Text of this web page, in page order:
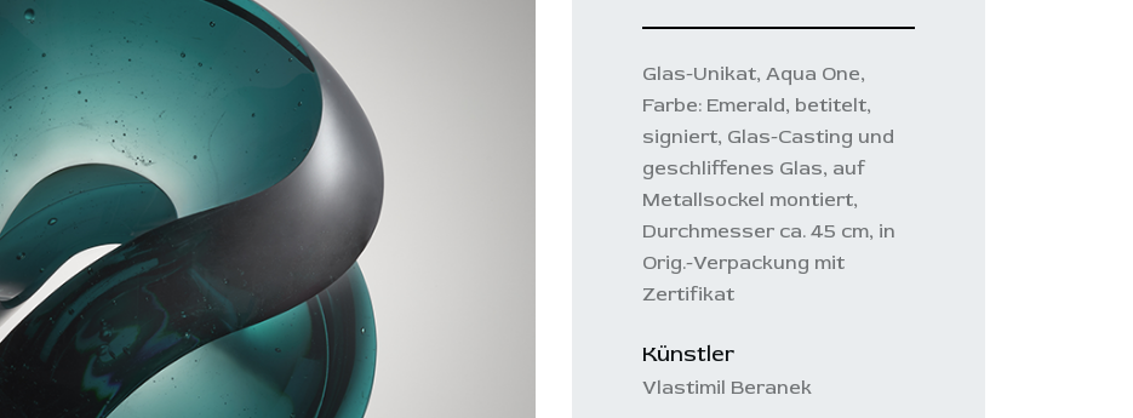
Glas-Unikat, Aqua One,
Farbe: Emerald, betitelt,
signiert, Glas-Casting und
geschliffenes Glas, auf
Metallsockel montiert,
Durchmesser ca. 45 cm, in
Orig.-Verpackung mit
Zertifikat
Künstler
Vlastimil Beranek